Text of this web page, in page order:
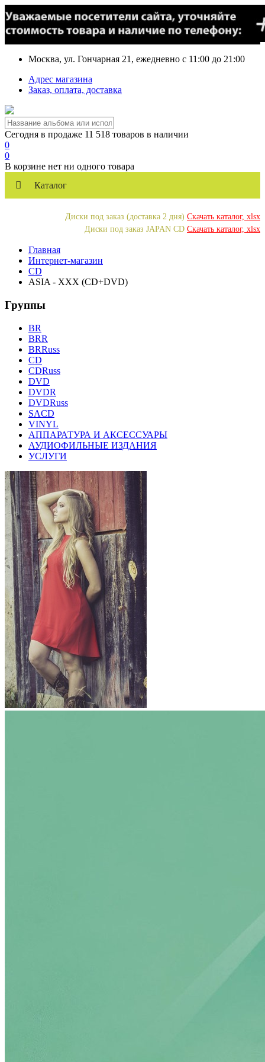
Москва, ул. Гончарная 21, ежедневно с 11:00 до 21:00
Адрес магазина
Заказ, оплата, доставка
Сегодня в продаже 11 518 товаров в наличии
0
0
В корзине нет ни одного товара
Каталог
Диски под заказ (доставка 2 дня) Скачать каталог, xlsx
Диски под заказ JAPAN CD Скачать каталог, xlsx
Главная
Интернет-магазин
CD
ASIA - XXX (CD+DVD)
Группы
BR
BRR
BRRuss
CD
CDRuss
DVD
DVDR
DVDRuss
SACD
VINYL
АППАРАТУРА И АКСЕССУАРЫ
АУДИОФИЛЬНЫЕ ИЗДАНИЯ
УСЛУГИ